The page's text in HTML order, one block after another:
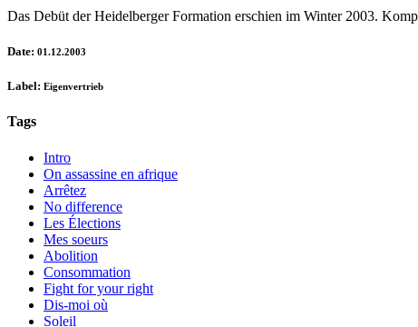
Das Debüt der Heidelberger Formation erschien im Winter 2003.
Date: 01.12.2003
Label: Eigenvertrieb
Tags
Intro
On assassine en afrique
Arrêtez
No difference
Les Élections
Mes soeurs
Abolition
Consommation
Fight for your right
Dis-moi où
Soleil